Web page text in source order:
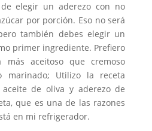
elegir un aderezo con no
por porción. Eso no será
también debes elegir un
primer ingrediente. Prefiero
aceitoso que cremoso
marinado; Utilizo la receta
de oliva y aderezo de
que es una de las razones
en mi refrigerador.